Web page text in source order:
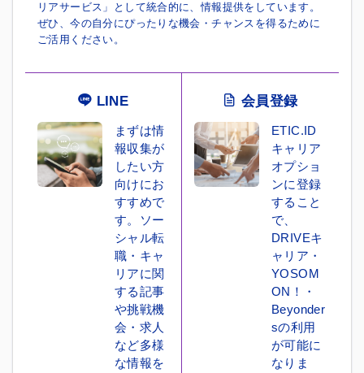
リアサービス」として統合的に、情報提供をしています。
ぜひ、今の自分にぴったりな機会・チャンスを得るために
ご活用ください。
LINE
まずは情
報収集が
したい方
向けにお
すすめで
す。ソー
シャル転
職・キャ
リアに関
する記事
や挑戦機
会・求人
など多様
な情報を
会員登録
ETIC.ID
キャリア
オプショ
ンに登録
すること
で、
DRIVEキ
ャリア・
YOSOM
ON！・
Beyonder
sの利用
が可能に
なりま